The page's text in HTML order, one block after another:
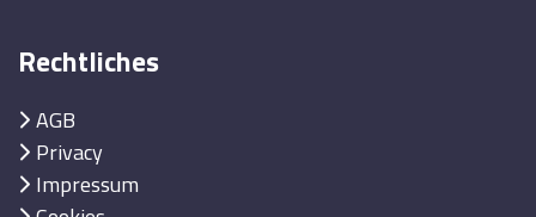
Rechtliches
AGB
Privacy
Impressum